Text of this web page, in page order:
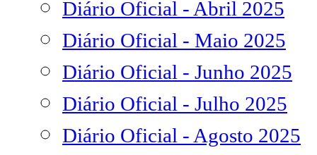
Diário Oficial - Abril 2025
Diário Oficial - Maio 2025
Diário Oficial - Junho 2025
Diário Oficial - Julho 2025
Diário Oficial - Agosto 2025